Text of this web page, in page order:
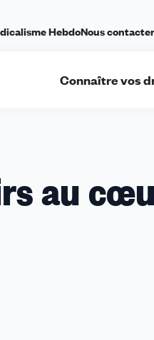
HebdoNous contacter
Connaître vos
au